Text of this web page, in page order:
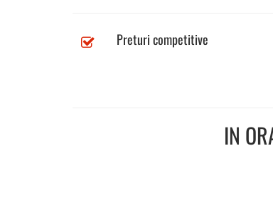
Preturi competitive
IN